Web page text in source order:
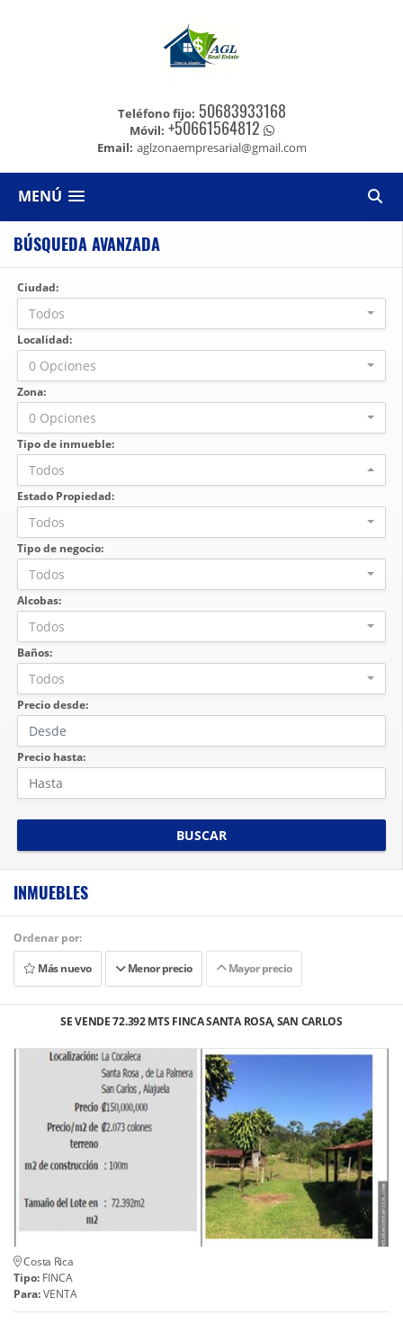
Teléfono fijo: 50683933168
Móvil: +50661564812
Email: aglzonaempresarial@gmail.com
MENÚ
BÚSQUEDA AVANZADA
Ciudad:
Todos
Localidad:
0 Opciones
Zona:
0 Opciones
Tipo de inmueble:
Todos
Estado Propiedad:
Todos
Tipo de negocio:
Todos
Alcobas:
Todos
Baños:
Todos
Precio desde:
Precio hasta:
BUSCAR
INMUEBLES
Ordenar por:
Más nuevo
Menor precio Mayor precio
SE VENDE 72.392 MTS FINCA SANTA ROSA, SAN CARLOS
Costa Rica
Tipo: FINCA
Para:VENTA